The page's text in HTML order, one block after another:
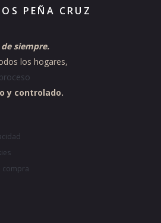
PEÑA CRUZ
siempre.
los hogares,
proceso
y controlado.
compra